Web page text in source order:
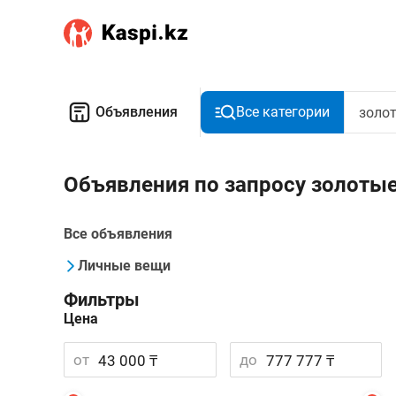
Объявления Все категории
Объявления по запросу
Все объявления
Личные вещи
Фильтры
Цена
от до